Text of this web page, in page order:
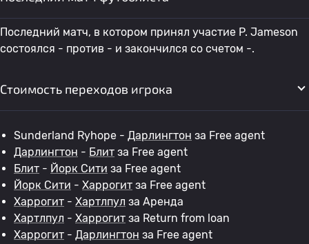
Последний матч, в котором принял участие P. Jameson
состоялся - против - и закончился со счетом -.
Стоимость переходов игрока
Sunderland Ryhope - Дарлингтон за Free agent
Дарлингтон - Блит за Free agent
Блит - Йорк Сити за Free agent
Йорк Сити - Харрогит за Free agent
Харрогит - Хартлпул за Аренда
Хартлпул - Харрогит за Return from loan
Харрогит - Дарлингтон за Free agent